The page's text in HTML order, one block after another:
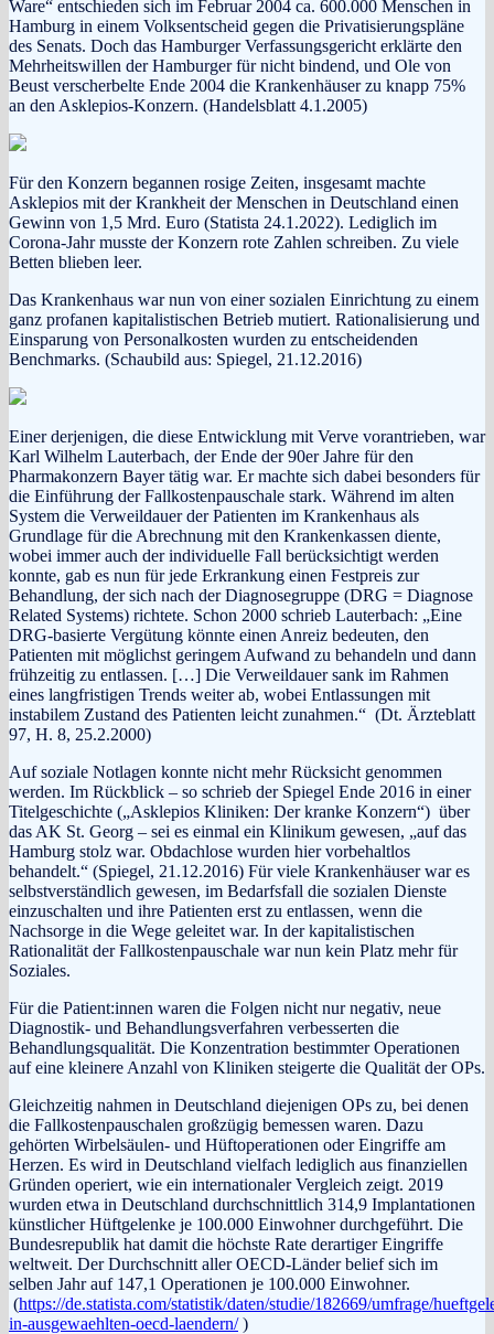
Ware“ entschieden sich im Februar 2004 ca. 600.000 Menschen in
Hamburg in einem Volksentscheid gegen die Privatisierungspläne
des Senats. Doch das Hamburger Verfassungsgericht erklärte den
Mehrheitswillen der Hamburger für nicht bindend, und Ole von
Beust verscherbelte Ende 2004 die Krankenhäuser zu knapp 75%
an den Asklepios-Konzern. (Handelsblatt 4.1.2005)
Für den Konzern begannen rosige Zeiten, insgesamt machte
Asklepios mit der Krankheit der Menschen in Deutschland einen
Gewinn von 1,5 Mrd. Euro (Statista 24.1.2022). Lediglich im
Corona-Jahr musste der Konzern rote Zahlen schreiben. Zu viele
Betten blieben leer.
Das Krankenhaus war nun von einer sozialen Einrichtung zu einem
ganz profanen kapitalistischen Betrieb mutiert. Rationalisierung und
Einsparung von Personalkosten wurden zu entscheidenden
Benchmarks. (Schaubild aus: Spiegel, 21.12.2016)
Einer derjenigen, die diese Entwicklung mit Verve vorantrieben, war
Karl Wilhelm Lauterbach, der Ende der 90er Jahre für den
Pharmakonzern Bayer tätig war. Er machte sich dabei besonders für
die Einführung der Fallkostenpauschale stark. Während im alten
System die Verweildauer der Patienten im Krankenhaus als
Grundlage für die Abrechnung mit den Krankenkassen diente,
wobei immer auch der individuelle Fall berücksichtigt werden
konnte, gab es nun für jede Erkrankung einen Festpreis zur
Behandlung, der sich nach der Diagnosegruppe (DRG = Diagnose
Related Systems) richtete. Schon 2000 schrieb Lauterbach: „Eine
DRG-basierte Vergütung könnte einen Anreiz bedeuten, den
Patienten mit möglichst geringem Aufwand zu behandeln und dann
frühzeitig zu entlassen. […] Die Verweildauer sank im Rahmen
eines langfristigen Trends weiter ab, wobei Entlassungen mit
instabilem Zustand des Patienten leicht zunahmen.“ (Dt. Ärzteblatt
97, H. 8, 25.2.2000)
Auf soziale Notlagen konnte nicht mehr Rücksicht genommen
werden. Im Rückblick – so schrieb der Spiegel Ende 2016 in einer
Titelgeschichte („Asklepios Kliniken: Der kranke Konzern“) über
das AK St. Georg – sei es einmal ein Klinikum gewesen, „auf das
Hamburg stolz war. Obdachlose wurden hier vorbehaltlos
behandelt.“ (Spiegel, 21.12.2016) Für viele Krankenhäuser war es
selbstverständlich gewesen, im Bedarfsfall die sozialen Dienste
einzuschalten und ihre Patienten erst zu entlassen, wenn die
Nachsorge in die Wege geleitet war. In der kapitalistischen
Rationalität der Fallkostenpauschale war nun kein Platz mehr für
Soziales.
Für die Patient:innen waren die Folgen nicht nur negativ, neue
Diagnostik- und Behandlungsverfahren verbesserten die
Behandlungsqualität. Die Konzentration bestimmter Operationen
auf eine kleinere Anzahl von Kliniken steigerte die Qualität der OPs.
Gleichzeitig nahmen in Deutschland diejenigen OPs zu, bei denen
die Fallkostenpauschalen großzügig bemessen waren. Dazu
gehörten Wirbelsäulen- und Hüftoperationen oder Eingriffe am
Herzen. Es wird in Deutschland vielfach lediglich aus finanziellen
Gründen operiert, wie ein internationaler Vergleich zeigt. 2019
wurden etwa in Deutschland durchschnittlich 314,9 Implantationen
künstlicher Hüftgelenke je 100.000 Einwohner durchgeführt. Die
Bundesrepublik hat damit die höchste Rate derartiger Eingriffe
weltweit. Der Durchschnitt aller OECD-Länder belief sich im
selben Jahr auf 147,1 Operationen je 100.000 Einwohner.
(https://de.statista.com/statistik/daten/studie/182669/umfrage/
in-ausgewaehlten-oecd-laendern/)